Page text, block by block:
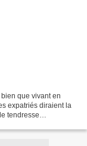
que vivant en
expatriés diraient la
tendresse